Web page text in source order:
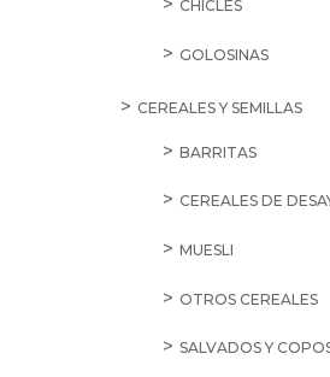
CHICLES
GOLOSINAS
CEREALES Y SEMILLAS
BARRITAS
CEREALES DE
MUESLI
OTROS CEREALES
SALVADOS Y